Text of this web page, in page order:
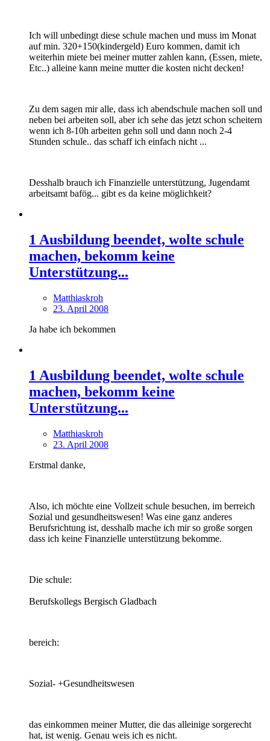
Ich will unbedingt diese schule machen und muss im Monat
auf min. 320+150(kindergeld) Euro kommen, damit ich
weiterhin miete bei meiner mutter zahlen kann, (Essen, miete,
Etc..) alleine kann meine mutter die kosten nicht decken!
Zu dem sagen mir alle, dass ich abendschule machen soll und
neben bei arbeiten soll, aber ich sehe das jetzt schon scheitern
wenn ich 8-10h arbeiten gehn soll und dann noch 2-4
Stunden schule.. das schaff ich einfach nicht ...
Desshalb brauch ich Finanzielle unterstützung, Jugendamt
arbeitsamt bafög... gibt es da keine möglichkeit?
1 Ausbildung beendet, wolte schule
machen, bekomm keine
Unterstützung...
Matthiaskroh
23. April 2008
Ja habe ich bekommen
1 Ausbildung beendet, wolte schule
machen, bekomm keine
Unterstützung...
Matthiaskroh
23. April 2008
Erstmal danke,
Also, ich möchte eine Vollzeit schule besuchen, im berreich
Sozial und gesundheitswesen! Was eine ganz anderes
Berufsrichtung ist, desshalb mache ich mir so große sorgen
dass ich keine Finanzielle unterstützung bekomme.
Die schule:
Berufskollegs Bergisch Gladbach
bereich:
Sozial- +Gesundheitswesen
das einkommen meiner Mutter, die das alleinige sorgerecht
hat, ist wenig. Genau weis ich es nicht.